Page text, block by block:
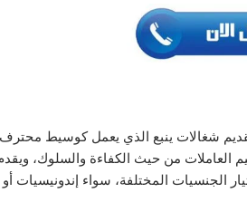
شغالات ينبع الذي يعمل كوسيط
العاملات من حيث الكفاءة والسلوك،
الجنسيات المختلفة، سواء إندونيسيات أو